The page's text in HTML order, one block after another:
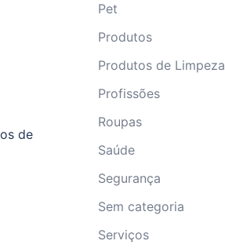
de
Pet
Produtos
Produtos de Limpeza
Profissões
Roupas
Saúde
Segurança
Sem categoria
Serviços